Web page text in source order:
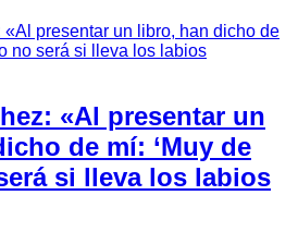
«Al presentar un
de mí: ‘Muy de
si lleva los labios